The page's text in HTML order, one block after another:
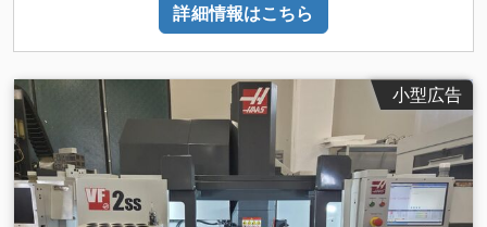
詳細情報はこちら
小型広告